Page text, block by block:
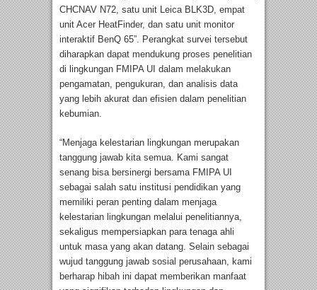
CHCNAV N72, satu unit Leica BLK3D, empat
unit Acer HeatFinder, dan satu unit monitor
interaktif BenQ 65”. Perangkat survei tersebut
diharapkan dapat mendukung proses penelitian
di lingkungan FMIPA UI dalam melakukan
pengamatan, pengukuran, dan analisis data
yang lebih akurat dan efisien dalam penelitian
kebumian.
“Menjaga kelestarian lingkungan merupakan
tanggung jawab kita semua. Kami sangat
senang bisa bersinergi bersama FMIPA UI
sebagai salah satu institusi pendidikan yang
memiliki peran penting dalam menjaga
kelestarian lingkungan melalui penelitiannya,
sekaligus mempersiapkan para tenaga ahli
untuk masa yang akan datang. Selain sebagai
wujud tanggung jawab sosial perusahaan, kami
berharap hibah ini dapat memberikan manfaat